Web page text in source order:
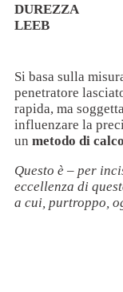
DUREZZA
LEEB
Si basa sulla
penetratore
rapida, ma
influenzare la
un metodo di
Questo è – per
eccellenza di
a cui, purtroppo,